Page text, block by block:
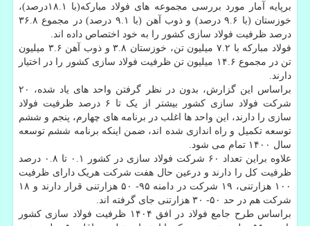
برپایه آمار مورد بررسی مجموعه های فولاد مبارکه(با ۱۸.۱درصد)،
خوزستان (با ۹.۶ درصد) و ذوب آهن (با ۹.۱ درصد) در مجموع ۳۶.۸
درصد ظرفیت فولاد سازی کشور را به خود اختصاص داده اند.
فولاد مبارکه با ۷.۲ میلیون تن، خوزستان ۳.۸ و ذوب آهن ۳.۶ میلیون
تن در مجموع ۱۴.۶ میلیون تن ظرفیت فولاد سازی کشور را در اختیار
دارند.
براساس این گزارش، بدون در نظر گرفتن واحد های یاد شده، ۲۰
شرکت فولاد سازی کشور بیشتر از یک تا ۶ درصد ظرفیت فولاد
سازی را دارند، این واحد ها اغلب در برنامه های چهارم، پنجم و ششم
توسعه تکمیل و راه اندازی شده اند، ضمن اینکه برنامه ششم توسعه
سال ۱۴۰۰ تمام می شود.
علاوه براین تعداد ۶۰ شرکت فولاد سازی در کشور ۰.۱ تا ۰.۸ درصد
ظرفیت کل را دارند و درعین حال هفت شرکت هریک دارای ظرفیت
۱۰۰ هزارتنی، ۱۹ شرکت در دامنه ۹۵- ۵۰ هزارتنی قرار دارند و ۱۸
شرکت هم در حد ۵۰- ۳۰ هزارتنی جای گرفته اند.
براساس طرح جامع فولاد در افق ۱۴۰۴ ظرفیت فولاد سازی کشور